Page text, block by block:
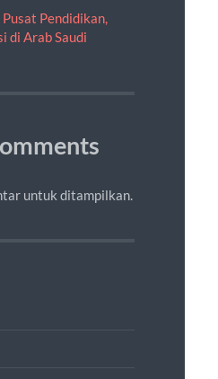
Pendidikan,
di Arab Saudi
untuk ditampilkan.